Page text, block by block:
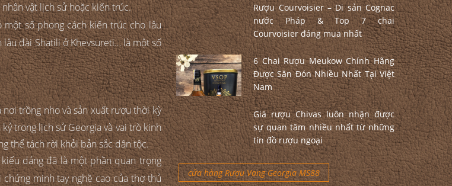
vật lịch sử hoặc kiến trúc.
số phong cách kiến trúc cho lâu
lâu đài Shatili ở Khevsureti… là một số
trồng nho và sản xuất rượu thời kỳ
trong lịch sử Georgia và vai trò kinh
thể tách rời khỏi bản sắc dân tộc.
dáng đã là một phần quan trọng
minh tay nghề cao của thợ thủ
Rượu Courvoisier – Di sản Cognac
nước Pháp & Top 7 chai
Courvoisier đáng mua nhất
6 Chai Rượu Meukow Chính Hãng
Được Săn Đón Nhiều Nhất Tại Việt
Nam
Giá rượu Chivas luôn nhận được
sự quan tâm nhiều nhất từ những
tín đồ rượu ngoại
cửa hàng Rượu Vang Georgia MS88